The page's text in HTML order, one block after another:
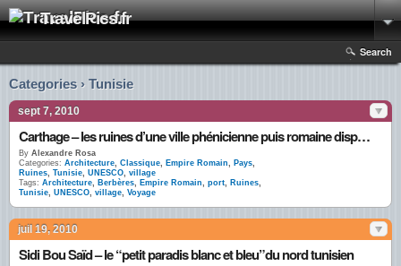
TravelPics.fr
Search
Categories › Tunisie
sept 7, 2010
Carthage – les ruines d’une ville phénicienne puis romaine dispersées dans une banlieue hupée
By Alexandre Rosa
Categories: Architecture, Classique, Empire Romain, Pays,
Ruines, Tunisie, UNESCO, village
Tags: Architecture, Berbères, Empire Romain, port, Ruines,
Tunisie, UNESCO, village, Voyage
juil 19, 2010
Sidi Bou Saïd – le “petit paradis blanc et bleu”du nord tunisien